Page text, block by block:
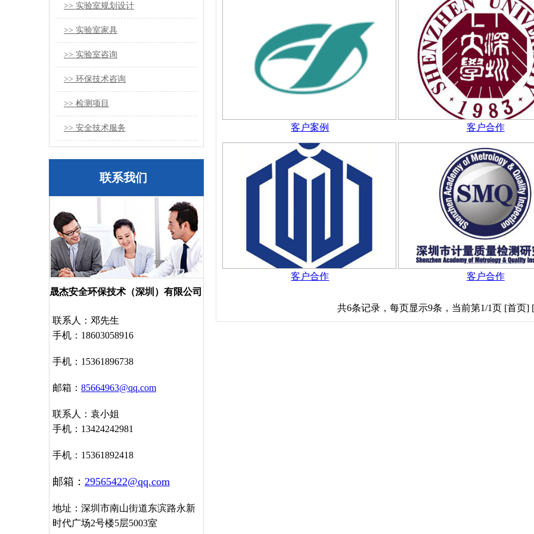
>> 实验室规划设计
>> 实验室家具
>> 实验室咨询
>> 环保技术咨询
>> 检测项目
>> 安全技术服务
联系我们
晟杰安全环保技术（深圳）有限公司
联系人：邓先生
手机：18603058916
手机：15361896738
邮箱： 85664963@qq.com
联系人：袁小姐
手机：13424242981
手机：15361892418
邮箱： 29565422@qq.com
地址：深圳市南山街道东滨路永新
时代广场2号楼5层5003室
客户案例 客户合作
客户合作 客户合作
共6条记录，每页显示9条，当前第1/1页 [首页